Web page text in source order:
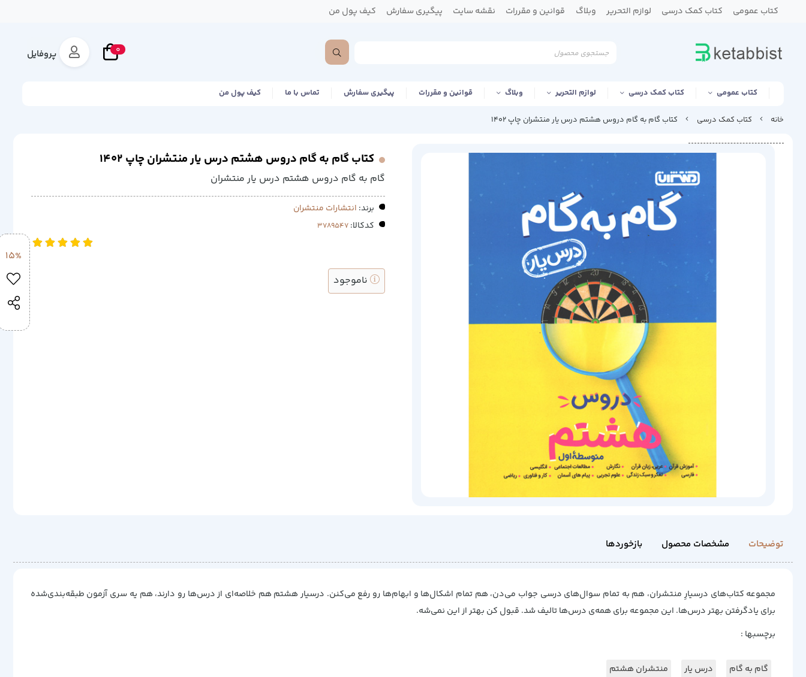
کتاب عمومی کتاب کمک درسی لوازم التحریر وبلاگ قوانین و مقررات نقشه سایت پیگیری سفارش کیف پول من
0 پروفایل
کتاب عمومی کتاب کمک درسی لوازم التحریر وبلاگ قوانین و مقررات پیگیری سفارش تماس با ما کیف پول من
خانه کتاب کمک درسی کتاب گام به گام دروس هشتم درس یار منتشران چاپ 1402
کتاب گام به گام دروس هشتم درس یار منتشران چاپ 1402
گام به گام دروس هشتم درس یار منتشران
برند: انتشارات منتشران
کدکالا:
15%
ناموجود
توضیحات مشخصات محصول بازخوردها
مجموعه کتاب‌های درسیارِ منتشران، هم به تمام سوال‌های درسی جواب می‌دن، هم تمام اشکال‌ها و ابهام‌ها رو رفع می‌کنن. درسیار هشتم هم خلاصه‌ای از درس‌ها رو دارند، هم یه سری آزمون طبقه‌بندی‌شده
برای یادگرفتن بهتر درس‌ها. این مجموعه برای همه‌ی درس‌ها تالیف شد. قبول کن بهتر از این نمی‌شه.
برچسبها :
گام به گام درس یار منتشران هشتم